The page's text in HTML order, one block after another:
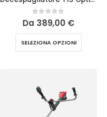
Su 5
Da 389,00 €
SELEZIONA OPZIONI